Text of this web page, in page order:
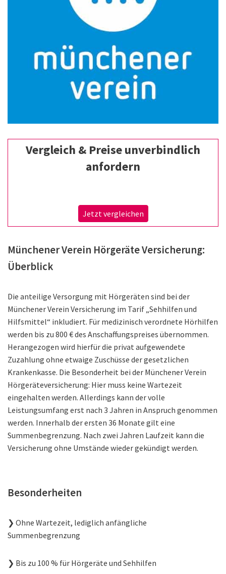
Vergleich & Preise unverbindlich
anfordern
Jetzt vergleichen
Münchener Verein Hörgeräte Versicherung:
Überblick
Die anteilige Versorgung mit Hörgeräten sind bei der
Münchener Verein Versicherung im Tarif „Sehhilfen und
Hilfsmittel“ inkludiert. Für medizinisch verordnete Hörhilfen
werden bis zu 800 € des Anschaffungspreises übernommen.
Herangezogen wird hierfür die privat aufgewendete
Zuzahlung ohne etwaige Zuschüsse der gesetzlichen
Krankenkasse. Die Besonderheit bei der Münchener Verein
Hörgeräteversicherung: Hier muss keine Wartezeit
eingehalten werden. Allerdings kann der volle
Leistungsumfang erst nach 3 Jahren in Anspruch genommen
werden. Innerhalb der ersten 36 Monate gilt eine
Summenbegrenzung. Nach zwei Jahren Laufzeit kann die
Versicherung ohne Umstände wieder gekündigt werden.
Besonderheiten
❯ Ohne Wartezeit, lediglich anfängliche
Summenbegrenzung
❯ Bis zu 100 % für Hörgeräte und Sehhilfen